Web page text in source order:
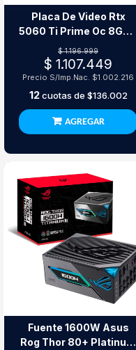
Placa De Video Rtx
5060 Ti Prime Oc 8Gb +
Fuente Prime 650W 80
Plus Bronze
$ 1.196.999
$ 1.107.449
Precio S/Imp.Nac. $1.002.216
12cuotas de $136.002
AGREGAR
Fuente 1600W Asus
Rog Thor 80+ Platinum